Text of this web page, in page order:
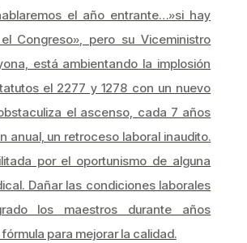
el año entrante…»si hay
Congreso», pero su Viceministro
está ambientando la implosión
el 2277 y 1278 con un nuevo
el ascenso, cada 7 años
anual, un retroceso laboral inaudito.
por el oportunismo de alguna
Dañar las condiciones laborales
los maestros durante años
para mejorar la calidad.